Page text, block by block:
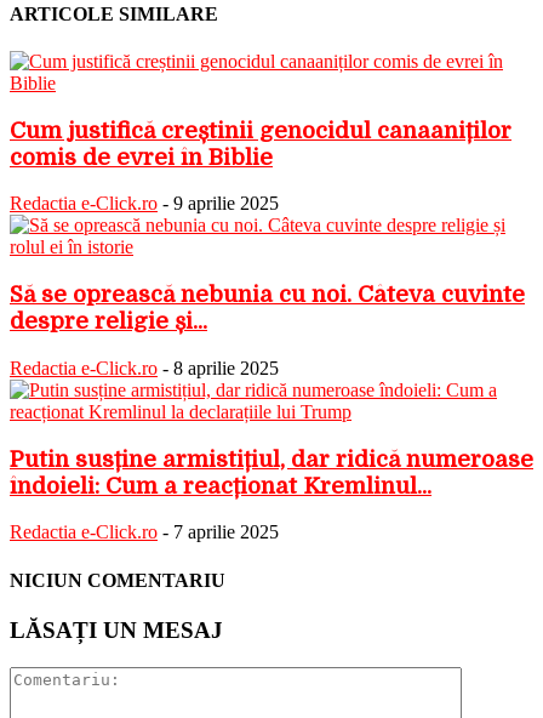
ARTICOLE SIMILARE
Cum justifică creștinii genocidul canaaniților
comis de evrei în Biblie
Redactia e-Click.ro - 9 aprilie 2025
Să se oprească nebunia cu noi. Câteva cuvinte
despre religie și...
Redactia e-Click.ro - 8 aprilie 2025
Putin susține armistițiul, dar ridică numeroase
îndoieli: Cum a reacționat Kremlinul...
Redactia e-Click.ro - 7 aprilie 2025
NICIUN COMENTARIU
LĂSAȚI UN MESAJ